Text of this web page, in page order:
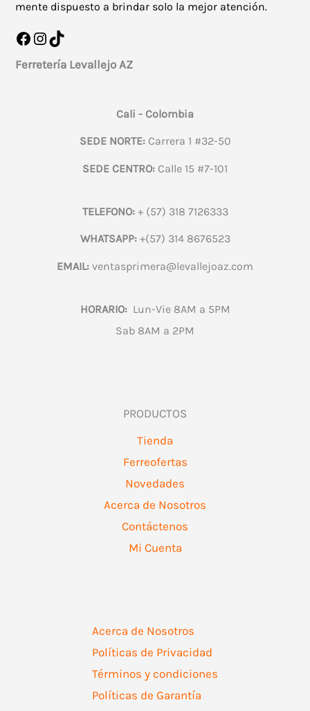
mente dispuesto a brindar solo la mejor atención.
Facebook
Instagram
TikTok
Ferretería Levallejo AZ
Cali - Colombia
SEDE NORTE:Carrera 1 #32-50
SEDE CENTRO: Calle 15 #7-101
TELEFONO:+ (57) 318 7126333
WHATSAPP:+(57) 314 8676523
EMAIL: ventasprimera@levallejoaz.com
HORARIO:Lun-Vie 8AM a 5PM
Sab 8AM a 2PM
PRODUCTOS
Tienda
Ferreofertas
Novedades
Acerca de Nosotros
Contáctenos
Mi Cuenta
Acerca de Nosotros
Políticas de Privacidad
Términos y condiciones
Políticas de Garantía